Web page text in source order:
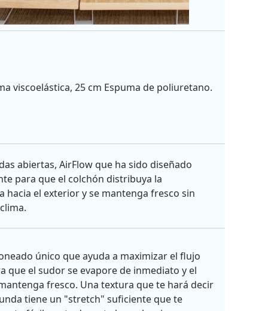
viscoelástica, 25 cm Espuma de poliuretano.
abiertas, AirFlow que ha sido diseñado
para que el colchón distribuya la
hacia el exterior y se mantenga fresco sin
único que ayuda a maximizar el flujo
que el sudor se evapore de inmediato y el
fresco. Una textura que te hará decir
tiene un "stretch" suficiente que te